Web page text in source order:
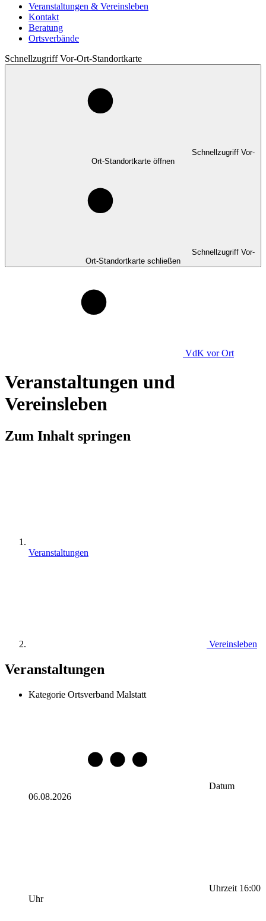
Veranstaltungen & Vereinsleben
Kontakt
Beratung
Ortsverbände
Schnellzugriff Vor-Ort-Standortkarte
Schnellzugriff Vor-
Ort-Standortkarte öffnen
Schnellzugriff Vor-
Ort-Standortkarte schließen
VdK vor Ort
Veranstaltungen und
Vereinsleben
Zum Inhalt springen
Veranstaltungen
Vereinsleben
Veranstaltungen
Kategorie Ortsverband Malstatt
Datum
06.08.2026
Uhrzeit 16:00
Uhr